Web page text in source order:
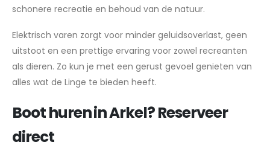
schonere recreatie en behoud van de natuur.
Elektrisch varen zorgt voor minder geluidsoverlast, geen
uitstoot en een prettige ervaring voor zowel recreanten
als dieren. Zo kun je met een gerust gevoel genieten van
alles wat de Linge te bieden heeft.
Boot huren in Arkel? Reserveer
direct